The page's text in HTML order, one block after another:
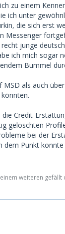
zu einem
ich unter
die sich erst
Messenger
junge
ich mich sogar
Bummel
als auch
Credit-
gelöschten
bei der
dem Punkt
weiteren gefällt